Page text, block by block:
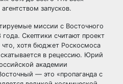
запусков.
миссии с Восточного
Скептики считают проект
хотя бюджет Роскосмоса
в рецессию. Юрий
академии
— это «пропаганда с